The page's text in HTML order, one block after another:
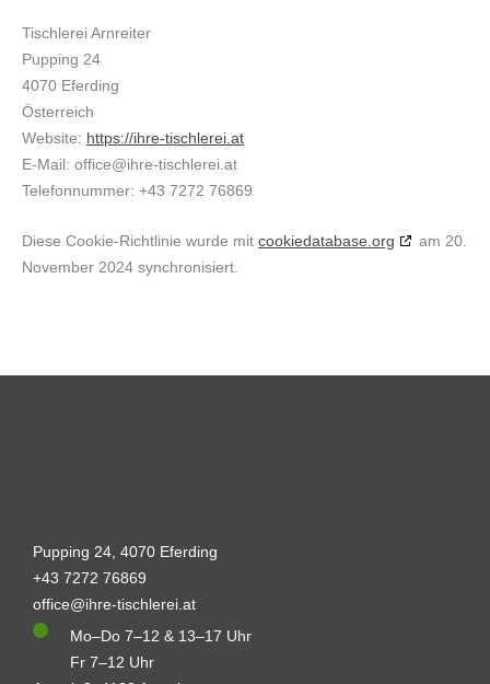
Tischlerei Arnreiter
Pupping 24
4070 Eferding
Österreich
Website: https://ihre-tischlerei.at
E-Mail: office@ihre-tischlerei.at
Telefonnummer: +43 7272 76869
Diese Cookie-Richtlinie wurde mit cookiedatabase.org
am 20.
November 2024 synchronisiert.
Pupping 24, 4070 Eferding
+43 7272 76869
office@ihre-tischlerei.at
Mo–Do 7–12 & 13–17 Uhr
Fr 7–12 Uhr